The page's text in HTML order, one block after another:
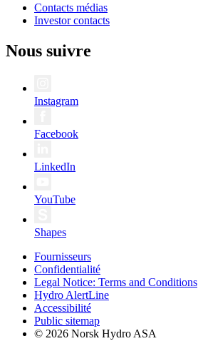
Contacts médias
Investor contacts
Nous suivre
Instagram
Facebook
LinkedIn
YouTube
Shapes
Fournisseurs
Confidentialité
Legal Notice: Terms and Conditions
Hydro AlertLine
Accessibilité
Public sitemap
© 2026 Norsk Hydro ASA